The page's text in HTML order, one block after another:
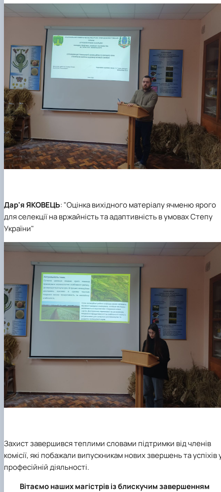
Дар'я ЯКОВЕЦЬ: "Оцінка вихідного матеріалу ячменю ярого
для селекції на вржайність та адаптивність в умовах Степу
України"
Захист завершився теплими словами підтримки від членів
комісії, які побажали випускникам нових звершень та успіхів
професійній діяльності.
Вітаємо наших магістрів із блискучим завершенням